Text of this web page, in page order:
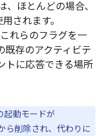
、ほとんどの場合、
されます。
れらのフラグを一
既存のアクティビテ
トに応答できる場所
起動モードが
ら削除され、代わりに